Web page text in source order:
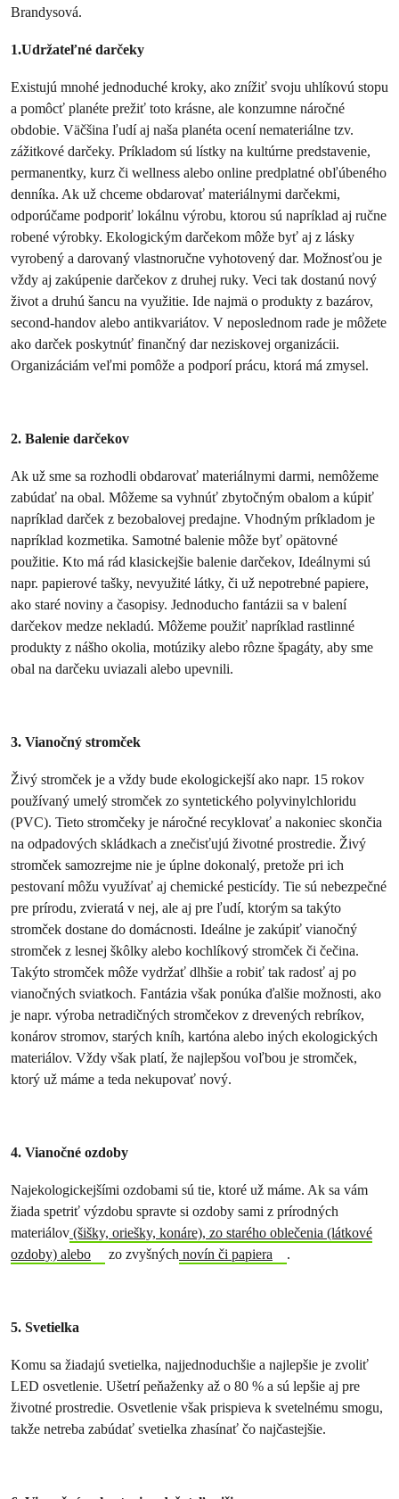
Brandysová.
1.Udržateľné darčeky
Existujú mnohé jednoduché kroky, ako znížiť svoju uhlíkovú stopu
a pomôcť planéte prežiť toto krásne, ale konzumne náročné
obdobie. Väčšina ľudí aj naša planéta ocení nemateriálne tzv.
zážitkové darčeky. Príkladom sú lístky na kultúrne predstavenie,
permanentky, kurz či wellness alebo online predplatné obľúbeného
denníka. Ak už chceme obdarovať materiálnymi darčekmi,
odporúčame podporiť lokálnu výrobu, ktorou sú napríklad aj ručne
robené výrobky. Ekologickým darčekom môže byť aj z lásky
vyrobený a darovaný vlastnoručne vyhotovený dar. Možnosťou je
vždy aj zakúpenie darčekov z druhej ruky. Veci tak dostanú nový
život a druhú šancu na využitie. Ide najmä o produkty z bazárov,
second-handov alebo antikvariátov. V neposlednom rade je môžete
ako darček poskytnúť finančný dar neziskovej organizácii.
Organizáciám veľmi pomôže a podporí prácu, ktorá má zmysel.
2. Balenie darčekov
Ak už sme sa rozhodli obdarovať materiálnymi darmi, nemôžeme
zabúdať na obal. Môžeme sa vyhnúť zbytočným obalom a kúpiť
napríklad darček z bezobalovej predajne. Vhodným príkladom je
napríklad kozmetika. Samotné balenie môže byť opätovné
použitie. Kto má rád klasickejšie balenie darčekov, Ideálnymi sú
napr. papierové tašky, nevyužité látky, či už nepotrebné papiere,
ako staré noviny a časopisy. Jednoducho fantázii sa v balení
darčekov medze nekladú. Môžeme použiť napríklad rastlinné
produkty z nášho okolia, motúziky alebo rôzne špagáty, aby sme
obal na darčeku uviazali alebo upevnili.
3. Vianočný stromček
Živý stromček je a vždy bude ekologickejší ako napr. 15 rokov
používaný umelý stromček zo syntetického polyvinylchloridu
(PVC). Tieto stromčeky je náročné recyklovať a nakoniec skončia
na odpadových skládkach a znečisťujú životné prostredie. Živý
stromček samozrejme nie je úplne dokonalý, pretože pri ich
pestovaní môžu využívať aj chemické pesticídy. Tie sú nebezpečné
pre prírodu, zvieratá v nej, ale aj pre ľudí, ktorým sa takýto
stromček dostane do domácnosti. Ideálne je zakúpiť vianočný
stromček z lesnej škôlky alebo kochlíkový stromček či čečina.
Takýto stromček môže vydržať dlhšie a robiť tak radosť aj po
vianočných sviatkoch. Fantázia však ponúka ďalšie možnosti, ako
je napr. výroba netradičných stromčekov z drevených rebríkov,
konárov stromov, starých kníh, kartóna alebo iných ekologických
materiálov. Vždy však platí, že najlepšou voľbou je stromček,
ktorý už máme a teda nekupovať nový.
4. Vianočné ozdoby
Najekologickejšími ozdobami sú tie, ktoré už máme. Ak sa vám
žiada spetriť výzdobu spravte si ozdoby sami z prírodných
materiálov (šišky, oriešky, konáre), zo starého oblečenia (látkové
ozdoby) alebo
zo zvyšnýchnovín či papiera .
5. Svetielka
Komu sa žiadajú svetielka, najjednoduchšie a najlepšie je zvoliť
LED osvetlenie. Ušetrí peňaženky až o 80 % a sú lepšie aj pre
životné prostredie. Osvetlenie však prispieva k svetelnému smogu,
takže netreba zabúdať svetielka zhasínať čo najčastejšie.